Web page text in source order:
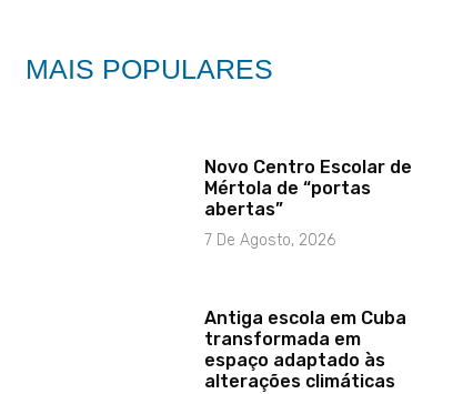
MAIS POPULARES
Novo Centro Escolar de
Mértola de “portas
abertas”
7 De Agosto, 2026
Antiga escola em Cuba
transformada em
espaço adaptado às
alterações climáticas